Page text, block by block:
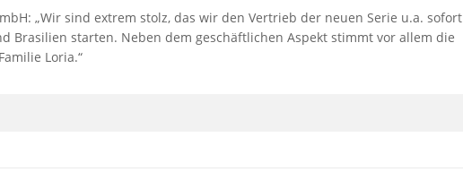
„Wir sind extrem stolz, das wir den Vertrieb der neuen Serie u.a. sofort
Brasilien starten. Neben dem geschäftlichen Aspekt stimmt vor allem die
Loria.“